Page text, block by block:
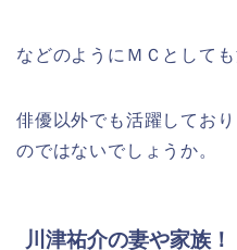
などのようにＭＣとして
俳優以外でも活躍してお
のではないでしょうか。
川津祐介の妻や家族！